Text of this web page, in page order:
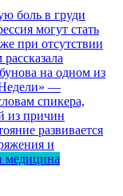
боль в груди
могут стать
при отсутствии
на одном из
—
спикера,
из причин
развивается
и
медицина